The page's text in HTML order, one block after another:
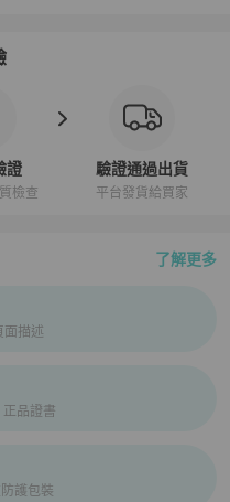
證
檢查
驗證通過出貨
平台發貨給買家
了解更多
驗流程介紹
面描述
品證書
護包裝